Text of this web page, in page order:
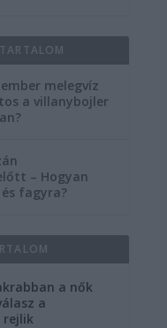
melegvíz
a villanybojler
– Hogyan
fagyra?
a nők
a
rejlik